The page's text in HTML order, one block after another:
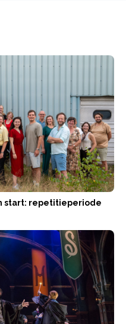
start: repetitieperiode